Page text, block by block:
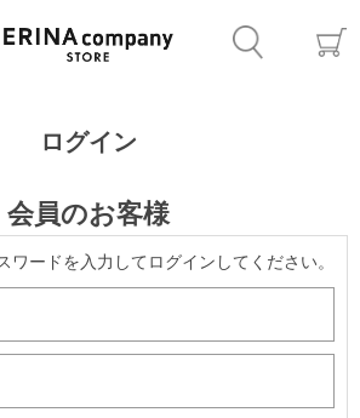
ログイン
会員のお客様
ワードを入力してログインしてください。